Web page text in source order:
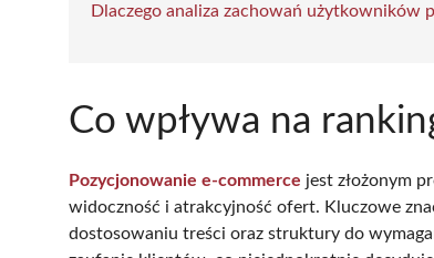
Dlaczego analiza zachowań użytkowników
Co wpływa na
Pozycjonowanie e-commerce jest złożonym
widoczność i atrakcyjność ofert. Kluczowe
dostosowaniu treści oraz struktury do